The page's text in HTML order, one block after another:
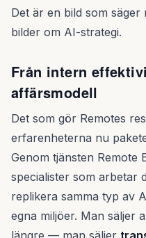
Det är en bild som
bilder om AI-strategi.
Från intern
affärsmodell
Det som gör Remotes
erfarenheterna nu
Genom tjänsten Remote
specialister som arbetar
replikera samma typ av
egna miljöer. Man säljer
längre — man säljer